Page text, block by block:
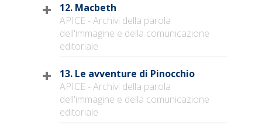
12. Macbeth
APICE - Archivi della parola
dell'immagine e della comunicazione
editoriale
13. Le avventure di Pinocchio
APICE - Archivi della parola
dell'immagine e della comunicazione
editoriale